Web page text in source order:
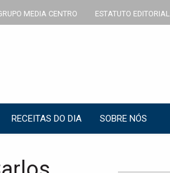
MEDIA CENTRO ESTATUTO EDITORIAL
RECEITAS DO DIA SOBRE NÓS